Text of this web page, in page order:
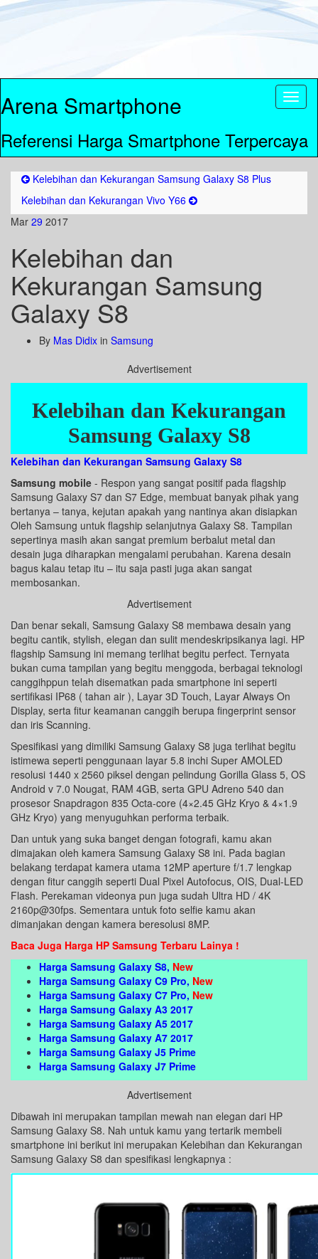
Arena Smartphone
Referensi Harga Smartphone Terpercaya
Kelebihan dan Kekurangan Samsung Galaxy S8 Plus
Kelebihan dan Kekurangan Vivo Y66
Mar 29 2017
Kelebihan dan
Kekurangan Samsung
Galaxy S8
By Mas Didix in Samsung
Advertisement
Kelebihan dan Kekurangan
Samsung Galaxy S8
Kelebihan dan Kekurangan Samsung Galaxy S8
Samsung mobile - Respon yang sangat positif pada flagship
Samsung Galaxy S7 dan S7 Edge, membuat banyak pihak yang
bertanya – tanya, kejutan apakah yang nantinya akan disiapkan
Oleh Samsung untuk flagship selanjutnya Galaxy S8. Tampilan
sepertinya masih akan sangat premium berbalut metal dan
desain juga diharapkan mengalami perubahan. Karena desain
bagus kalau tetap itu – itu saja pasti juga akan sangat
membosankan.
Advertisement
Dan benar sekali, Samsung Galaxy S8 membawa desain yang
begitu cantik, stylish, elegan dan sulit mendeskripsikanya lagi. HP
flagship Samsung ini memang terlihat begitu perfect. Ternyata
bukan cuma tampilan yang begitu menggoda, berbagai teknologi
canggihppun telah disematkan pada smartphone ini seperti
sertifikasi IP68 ( tahan air ), Layar 3D Touch, Layar Always On
Display, serta fitur keamanan canggih berupa fingerprint sensor
dan iris Scanning.
Spesifikasi yang dimiliki Samsung Galaxy S8 juga terlihat begitu
istimewa seperti penggunaan layar 5.8 inchi Super AMOLED
resolusi 1440 x 2560 piksel dengan pelindung Gorilla Glass 5, OS
Android v 7.0 Nougat, RAM 4GB, serta GPU Adreno 540 dan
prosesor Snapdragon 835 Octa-core (4×2.45 GHz Kryo & 4×1.9
GHz Kryo) yang menyuguhkan performa terbaik.
Dan untuk yang suka banget dengan fotografi, kamu akan
dimajakan oleh kamera Samsung Galaxy S8 ini. Pada bagian
belakang terdapat kamera utama 12MP aperture f/1.7 lengkap
dengan fitur canggih seperti Dual Pixel Autofocus, OIS, Dual-LED
Flash. Perekaman videonya pun juga sudah Ultra HD / 4K
2160p@30fps. Sementara untuk foto selfie kamu akan
dimanjakan dengan kamera beresolusi 8MP.
Baca Juga Harga HP Samsung Terbaru Lainya !
Harga Samsung Galaxy S8, New
Harga Samsung Galaxy C9 Pro, New
Harga Samsung Galaxy C7 Pro, New
Harga Samsung Galaxy A3 2017
Harga Samsung Galaxy A5 2017
Harga Samsung Galaxy A7 2017
Harga Samsung Galaxy J5 Prime
Harga Samsung Galaxy J7 Prime
Advertisement
Dibawah ini merupakan tampilan mewah nan elegan dari HP
Samsung Galaxy S8. Nah untuk kamu yang tertarik membeli
smartphone ini berikut ini merupakan Kelebihan dan Kekurangan
Samsung Galaxy S8 dan spesifikasi lengkapnya :